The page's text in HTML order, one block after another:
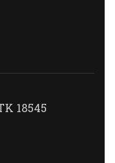
18545